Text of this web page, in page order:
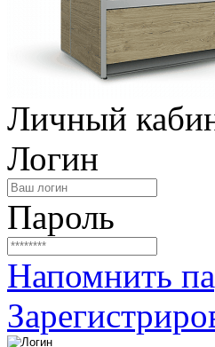
Личный
Логин
Пароль
Напомнить